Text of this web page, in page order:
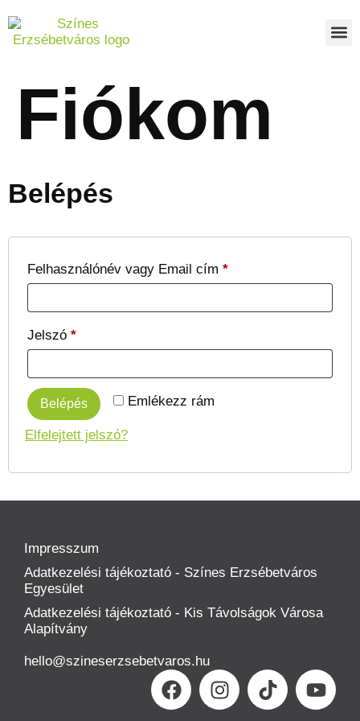
Fiókom
Belépés
Felhasználónév vagy Email cím *
Jelszó *
Emlékezz rám
Belépés
Elfelejtett jelszó?
Impresszum
Adatkezelési tájékoztató - Színes Erzsébetváros
Egyesület
Adatkezelési tájékoztató - Kis Távolságok Városa
Alapítvány
hello@szineserzsebetvaros.hu